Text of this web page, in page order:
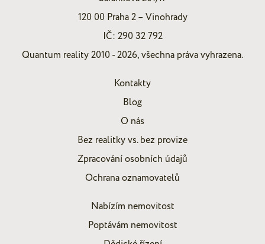
120 00 Praha 2 – Vinohrady
IČ: 290 32 792
Quantum reality 2010 - 2026, všechna práva vyhrazena.
Kontakty
Blog
O nás
Bez realitky vs. bez provize
Zpracování osobních údajů
Ochrana oznamovatelů
Nabízím nemovitost
Poptávám nemovitost